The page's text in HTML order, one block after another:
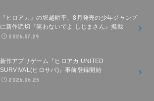
『ヒロアカ』の堀越耕平、8月発売の少年ジャンプ
に新作読切『笑わないでよ しじまさん』掲載
2026.07.29
新作アプリゲーム『ヒロアカ UNITED
SURVIVAL(ヒロサバ)』事前登録開始
2026.06.25